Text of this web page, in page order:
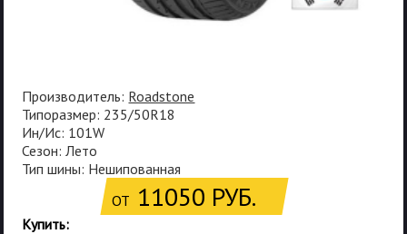
Производитель: Roadstone
Типоразмер: 235/50R18
Ин/Ис: 101W
Сезон: Лето
Тип шины: Нешипованная
ОТ 11050 РУБ.
Купить: